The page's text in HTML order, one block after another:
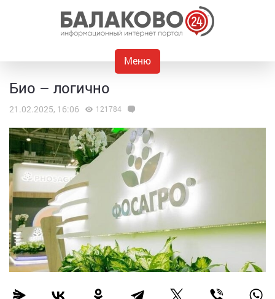
Меню
Био – логично
21.02.2025, 16:06 121784